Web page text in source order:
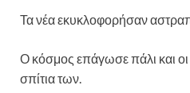
Τα νέα εκυκλοφορήσαν
Ο κόσμος επάγωσε πάλι και
σπίτια των.